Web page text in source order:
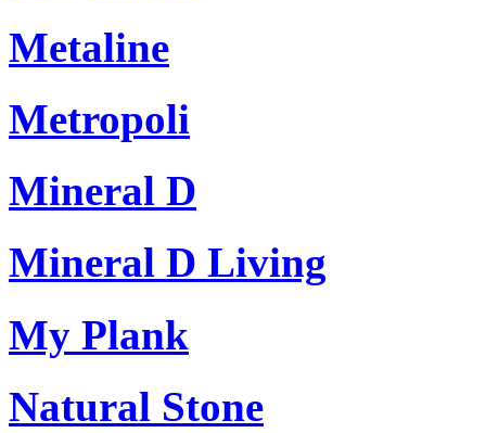
Metaline
Metropoli
Mineral D
Mineral D Living
My Plank
Natural Stone